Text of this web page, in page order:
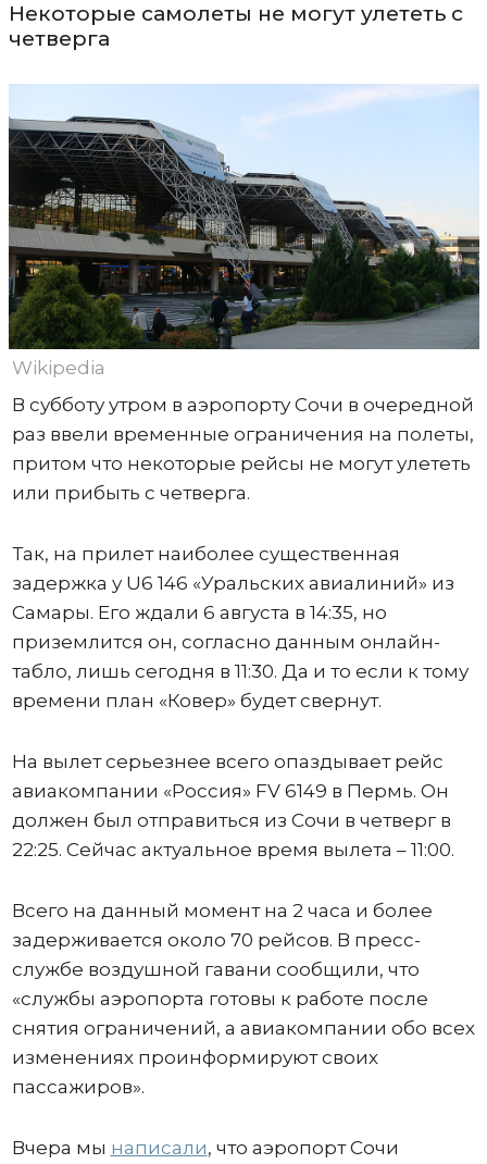
Некоторые самолеты не могут улететь с
четверга
Wikipedia
В субботу утром в аэропорту Сочи в очередной
раз ввели временные ограничения на полеты,
притом что некоторые рейсы не могут улететь
или прибыть с четверга.
Так, на прилет наиболее существенная
задержка у U6 146 «Уральских авиалиний» из
Самары. Его ждали 6 августа в 14:35, но
приземлится он, согласно данным онлайн-
табло, лишь сегодня в 11:30. Да и то если к тому
времени план «Ковер» будет свернут.
На вылет серьезнее всего опаздывает рейс
авиакомпании «Россия» FV 6149 в Пермь. Он
должен был отправиться из Сочи в четверг в
22:25. Сейчас актуальное время вылета – 11:00.
Всего на данный момент на 2 часа и более
задерживается около 70 рейсов. В пресс-
службе воздушной гавани сообщили, что
«службы аэропорта готовы к работе после
снятия ограничений, а авиакомпании обо всех
изменениях проинформируют своих
пассажиров».
Вчера мы написали, что аэропорт Сочи